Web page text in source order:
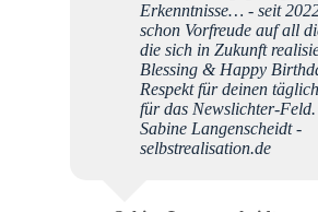
Erkenntnisse… - seit
schon Vorfreude auf all
die sich in Zukunft
Blessing & Happy
Respekt für deinen
für das Newslichter-
Sabine Langenscheidt -
selbstrealisation.de